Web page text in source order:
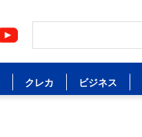
クレカ ビジネス